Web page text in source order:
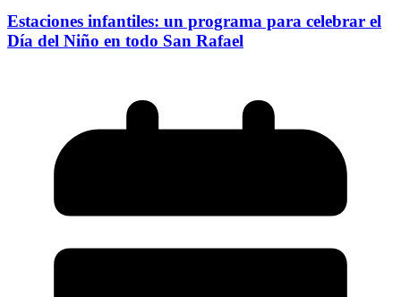
Estaciones infantiles: un programa para celebrar el
Día del Niño en todo San Rafael